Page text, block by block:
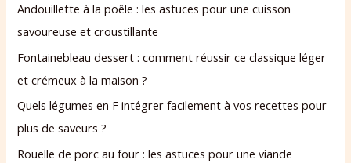
Andouillette à la poêle : les astuces pour une cuisson
savoureuse et croustillante
Fontainebleau dessert : comment réussir ce classique léger
et crémeux à la maison ?
Quels légumes en F intégrer facilement à vos recettes pour
plus de saveurs ?
Rouelle de porc au four : les astuces pour une viande